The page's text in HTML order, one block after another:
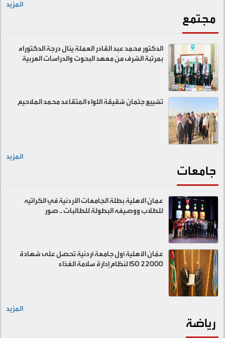
المزيد
مجتمع
الدكتور محمد عبد القادر العملة ينال درجة الدكتوراه
بمرتبة الشرف من معهد البحوث والدراسات العربية
تشييع جثمان شقيقة اللواء المتقاعد محمد الملاحيم
المزيد
جامعات
عمان الاهلية بطلة الجامعات الأردنية في الكراتيه
للطلاب ووصيفه البطولة للطالبات .. صور
عمّان الأهلية أول جامعة أردنية تحصل على شهادة
ISO 22000 لنظام إدارة سلامة الغذاء
المزيد
رياضة